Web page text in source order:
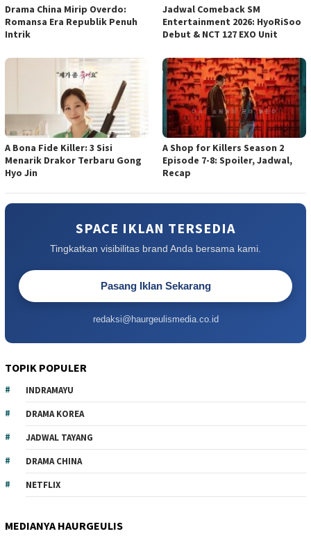
Drama China Mirip Overdo:
Romansa Era Republik Penuh
Intrik
Jadwal Comeback SM
Entertainment 2026: HyoRiSoo
Debut & NCT 127 EXO Unit
A Bona Fide Killer: 3 Sisi
Menarik Drakor Terbaru Gong
Hyo Jin
A Shop for Killers Season 2
Episode 7-8: Spoiler, Jadwal,
Recap
SPACE IKLAN TERSEDIA
Tingkatkan visibilitas brand Anda bersama kami.
Pasang Iklan Sekarang
redaksi@haurgeulismedia.co.id
TOPIK POPULER
INDRAMAYU
DRAMA KOREA
JADWAL TAYANG
DRAMA CHINA
NETFLIX
MEDIANYA HAURGEULIS